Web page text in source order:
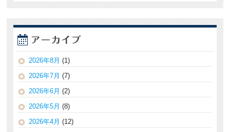
2026年8月 (1)
2026年7月 (7)
2026年6月 (2)
2026年5月 (8)
2026年4月 (12)